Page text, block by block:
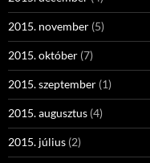
2015. november (5)
2015. október (7)
2015. szeptember (1)
2015. augusztus (4)
2015. július (2)